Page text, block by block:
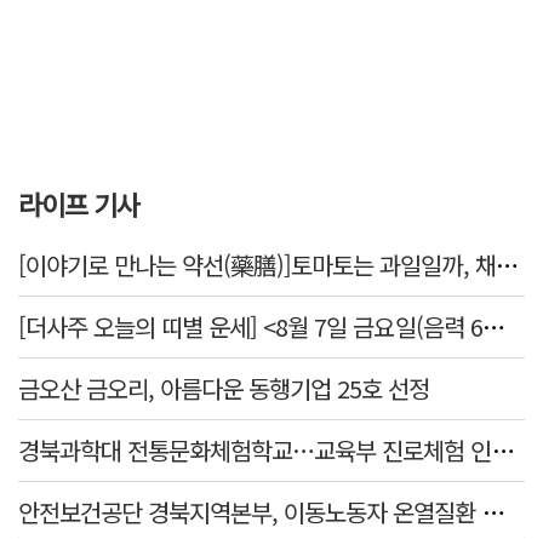
라이프 기사
[이야기로 만나는 약선(藥膳)]토마토는 과일일까, 채소일까
[더사주 오늘의 띠별 운세] <8월 7일 금요일(음력 6월25일)>
금오산 금오리, 아름다운 동행기업 25호 선정
경북과학대 전통문화체험학교…교육부 진로체험 인증기관 선정
안전보건공단 경북지역본부, 이동노동자 온열질환 예방 캠페인